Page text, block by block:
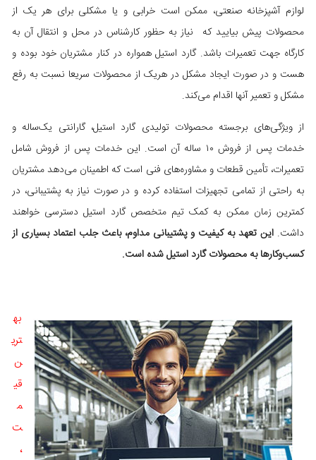
لوازم آشپزخانه صنعتی، ممکن است خرابی و یا مشکلی برای هر یک از
محصولات پیش بیایید که نیاز به حظور کارشناس در محل و انتقال آن به
کارگاه جهت تعمیرات باشد. گارد استیل همواره در کنار مشتریان خود بوده و
هست و در صورت ایجاد مشکل در هریک از محصولات سریعا نسبت به رفع
مشکل و تعمیر آنها اقدام می‌کند.
از ویژگی‌های برجسته محصولات تولیدی گارد استیل، گارانتی یک‌ساله و
خدمات پس از فروش ۱۰ ساله آن است. این خدمات پس از فروش شامل
تعمیرات، تأمین قطعات و مشاوره‌های فنی است که اطمینان می‌دهد مشتریان
به راحتی از تمامی تجهیزات استفاده کرده و در صورت نیاز به پشتیبانی، در
کمترین زمان ممکن به کمک تیم متخصص گارد استیل دسترسی خواهند
داشت. این تعهد به کیفیت و پشتیبانی مداوم، باعث جلب اعتماد بسیاری از
کسب‌وکارها به محصولات گارد استیل شده است.
به
تری
ن
قی
م
ت
،